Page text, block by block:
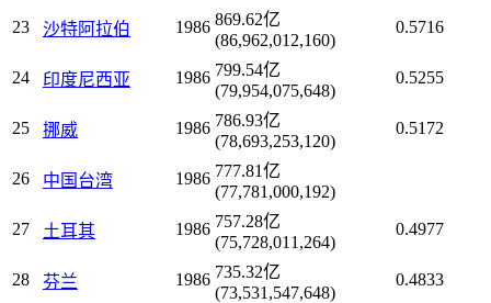
23 沙特阿拉伯 1986 869.62亿
(86,962,012,160)
0.5716
24 印度尼西亚 1986 799.54亿
(79,954,075,648)
0.5255
25 挪威 1986 786.93亿
(78,693,253,120)
0.5172
26 中国台湾 1986 777.81亿
(77,781,000,192)
27
土耳其 1986 757.28亿
(75,728,011,264)
0.4977
28 芬兰 1986 735.32亿
(73,531,547,648)
0.4833